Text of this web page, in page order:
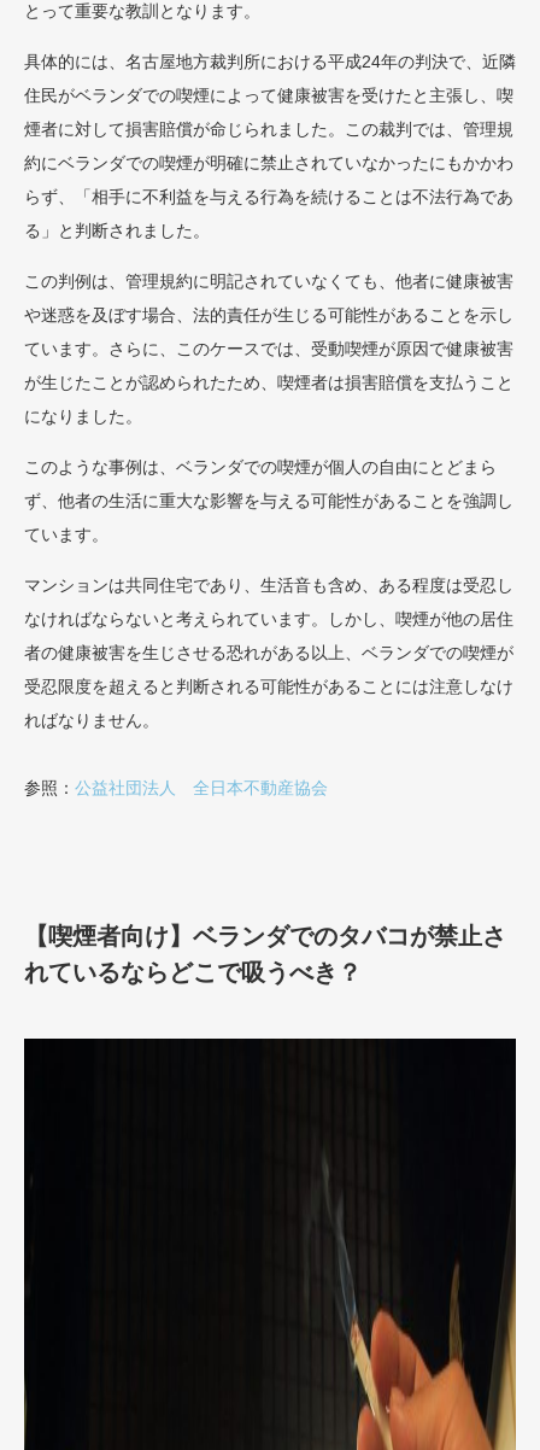
とって重要な教訓となります。
具体的には、名古屋地方裁判所における平成24年の判決で、近隣
住民がベランダでの喫煙によって健康被害を受けたと主張し、喫
煙者に対して損害賠償が命じられました。この裁判では、管理規
約にベランダでの喫煙が明確に禁止されていなかったにもかかわ
らず、「相手に不利益を与える行為を続けることは不法行為であ
る」と判断されました​。
この判例は、管理規約に明記されていなくても、他者に健康被害
や迷惑を及ぼす場合、法的責任が生じる可能性があることを示し
ています。さらに、このケースでは、受動喫煙が原因で健康被害
が生じたことが認められたため、喫煙者は損害賠償を支払うこと
になりました。
このような事例は、ベランダでの喫煙が個人の自由にとどまら
ず、他者の生活に重大な影響を与える可能性があることを強調し
ています。
マンションは共同住宅であり、生活音も含め、ある程度は受忍し
なければならないと考えられています。しかし、喫煙が他の居住
者の健康被害を生じさせる恐れがある以上、ベランダでの喫煙が
受忍限度を超えると判断される可能性があることには注意しなけ
ればなりません。
参照： 公益社団法人 全日本不動産協会
【喫煙者向け】ベランダでのタバコが禁止さ
れているならどこで吸うべき？